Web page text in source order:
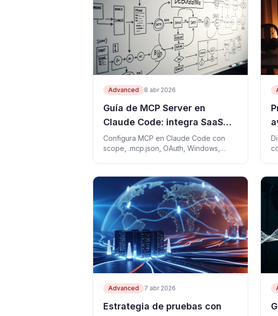
Advanced 8 abr 2026
Guía de MCP Server en
Claude Code: integra SaaS
sin romper la seguridad
Configura MCP en Claude Code con
scope, .mcp.json, OAuth, Windows,
y
Advanced 7 abr 2026
Estrategia de pruebas con